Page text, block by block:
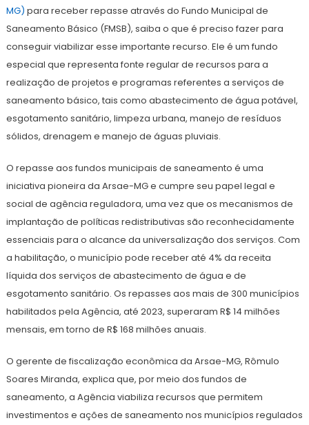
MG) para receber repasse através do Fundo Municipal de
Saneamento Básico (FMSB), saiba o que é preciso fazer para
conseguir viabilizar esse importante recurso. Ele é um fundo
especial que representa fonte regular de recursos para a
realização de projetos e programas referentes a serviços de
saneamento básico, tais como abastecimento de água potável,
esgotamento sanitário, limpeza urbana, manejo de resíduos
sólidos, drenagem e manejo de águas pluviais.
O repasse aos fundos municipais de saneamento é uma
iniciativa pioneira da Arsae-MG e cumpre seu papel legal e
social de agência reguladora, uma vez que os mecanismos de
implantação de políticas redistributivas são reconhecidamente
essenciais para o alcance da universalização dos serviços. Com
a habilitação, o município pode receber até 4% da receita
líquida dos serviços de abastecimento de água e de
esgotamento sanitário. Os repasses aos mais de 300 municípios
habilitados pela Agência, até 2023, superaram R$ 14 milhões
mensais, em torno de R$ 168 milhões anuais.
O gerente de fiscalização econômica da Arsae-MG, Rômulo
Soares Miranda, explica que, por meio dos fundos de
saneamento, a Agência viabiliza recursos que permitem
investimentos e ações de saneamento nos municípios regulados